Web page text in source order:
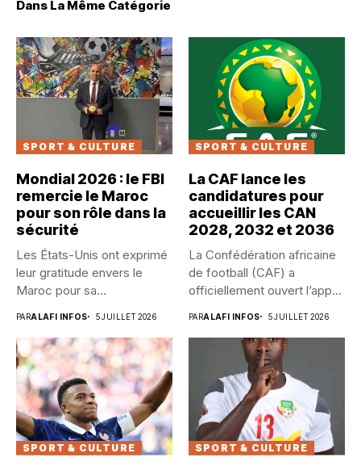
Dans La Même Catégorie
SPORT & CULTURE
Mondial 2026 : le FBI
remercie le Maroc
pour son rôle dans la
sécurité
Les États-Unis ont exprimé
leur gratitude envers le
Maroc pour sa
PARALAFI INFOS 5 JUILLET 2026
SPORT & CULTURE
La CAF lance les
candidatures pour
accueillir les CAN
2028, 2032 et 2036
La Confédération africaine
de football (CAF) a
officiellement ouvert l’appel
PARALAFI INFOS 5 JUILLET 2026
SPORT & CULTURE SPORT & CULTURE